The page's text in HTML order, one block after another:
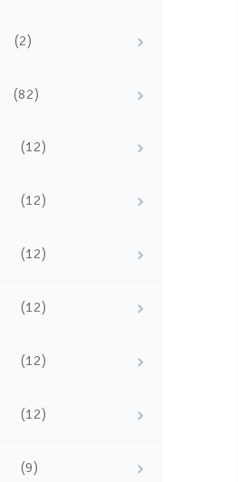
(2)
(82)
(12)
(12)
(12)
(12)
(12)
(12)
(9)